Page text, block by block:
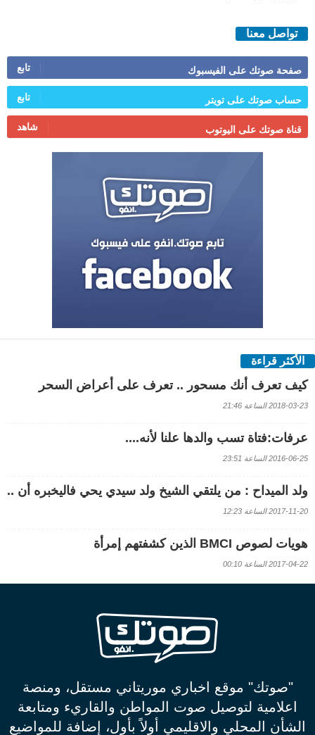
تواصل معنا
صفحة صوتك على الفيسبوك تابع
حساب صوتك على تويتر تابع
قناة صوتك على اليوتوب شاهد
الأكثر قراءة
كيف تعرف أنك مسحور .. تعرف على أعراض السحر
2018-03-23 الساعة 21:46
عرفات:فتاة تسب والدها علنا لأنه....
2016-06-25 الساعة 23:51
ولد الميداح : من يلتقي الشيخ ولد سيدي يحي فاليخبره أن ..
2017-11-20 الساعة 12:23
هويات لصوص BMCI الذين كشفتهم إمرأة
2017-04-22 الساعة 00:10
"صوتك" موقع اخباري موريتاني مستقل، ومنصة
اعلامية لتوصيل صوت المواطن والقاريء ومتابعة
الشأن المحلي والاقليمي أولاً بأول، إضافة للمواضيع